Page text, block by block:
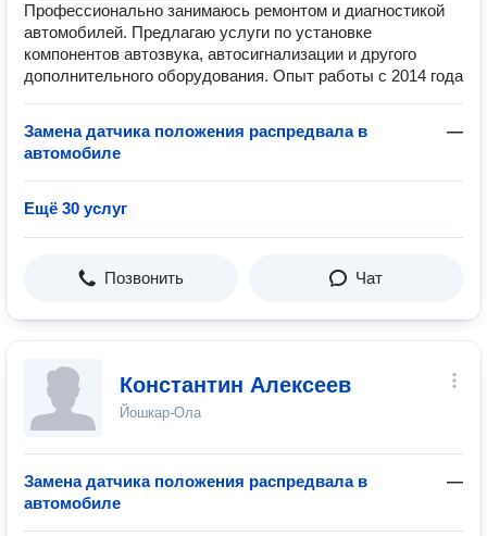
Профессионально занимаюсь ремонтом и диагностикой
автомобилей. Предлагаю услуги по установке
компонентов автозвука, автосигнализации и другого
дополнительного оборудования. Опыт работы с 2014 года
Замена датчика положения распредвала в
автомобиле
—
Ещё 30 услуг
Позвонить Чат
Константин Алексеев
Йошкар-Ола
Замена датчика положения распредвала в
автомобиле
—